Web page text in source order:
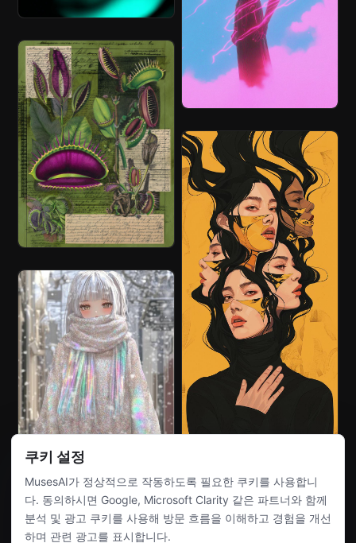
쿠키 설정
MusesAI가 정상적으로 작동하도록 필요한 쿠키를 사용합니
다. 동의하시면 Google, Microsoft Clarity 같은 파트너와 함께
분석 및 광고 쿠키를 사용해 방문 흐름을 이해하고 경험을 개선
하며 관련 광고를 표시합니다.